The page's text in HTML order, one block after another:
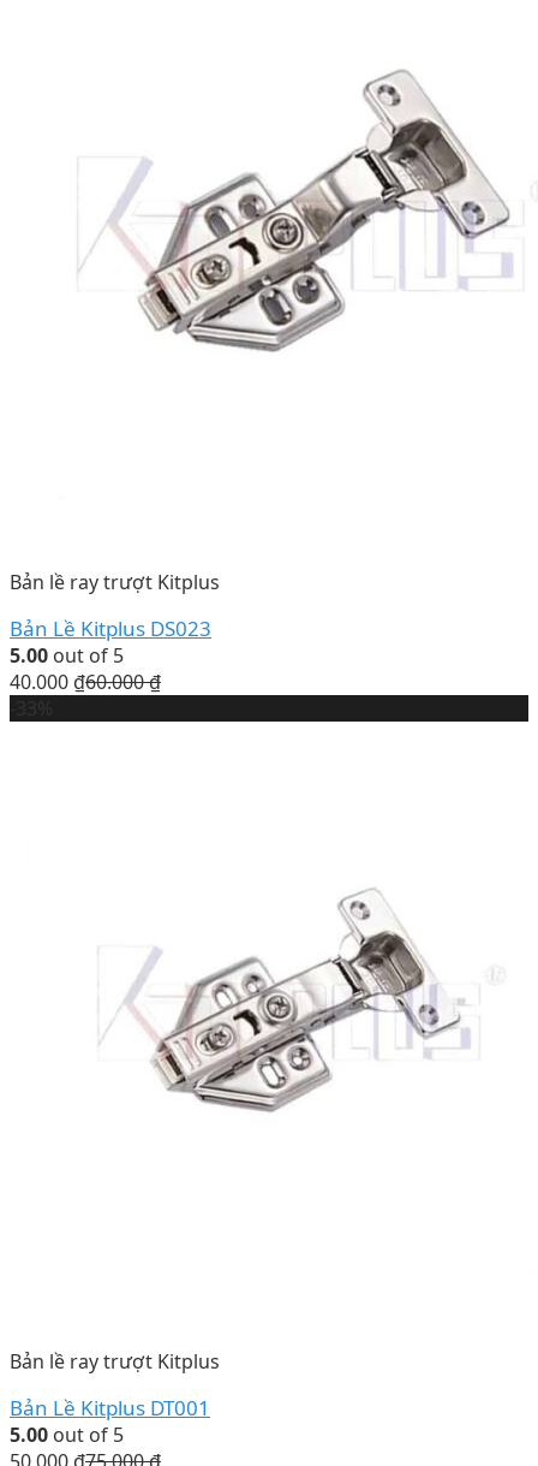
Bản lề ray trượt Kitplus
Bản Lề Kitplus DS023
5.00 out of 5
40.000 ₫60.000₫
Bản lề ray trượt Kitplus
Bản Lề Kitplus DT001
5.00 out of 5